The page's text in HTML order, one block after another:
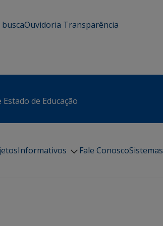
Ouvidoria Transparência
de Educação
Informativos Fale ConoscoSistemas